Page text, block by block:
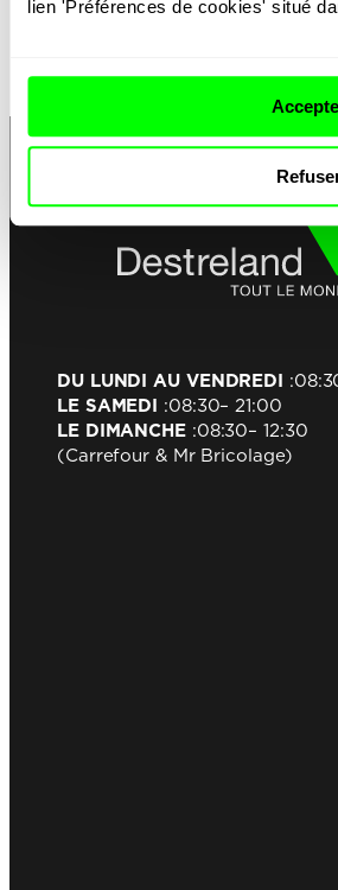
lien 'Préférences de cookies' situé
DU LUNDI AU VENDREDI :
LE SAMEDI :08:30– 21:00
LE DIMANCHE:08:30– 12:30
(Carrefour & Mr Bricolage)